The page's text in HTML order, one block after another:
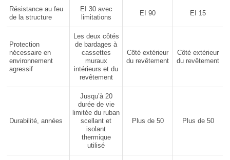
Résistance au feu
de la structure
EI 30 avec
limitations
EI 90 EI 15
Protection
nécessaire en
environnement
agressif
Les deux côtés
de bardages à
cassettes
muraux
intérieurs et du
revêtement
Côté extérieur
du revêtement
Côté extérieur
du revêtement
Durabilité, années
Jusqu’à 20
durée de vie
limitée du ruban
scellant et
isolant
thermique
utilisé
Plus de 50 Plus de 50